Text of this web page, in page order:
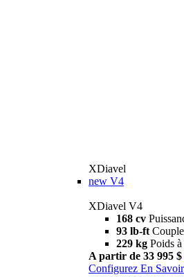
XDiavel
new V4
XDiavel V4
168 cv
93 lb-ft Couple
229 kg Poids
A partir de 33 995 $
Configurez En